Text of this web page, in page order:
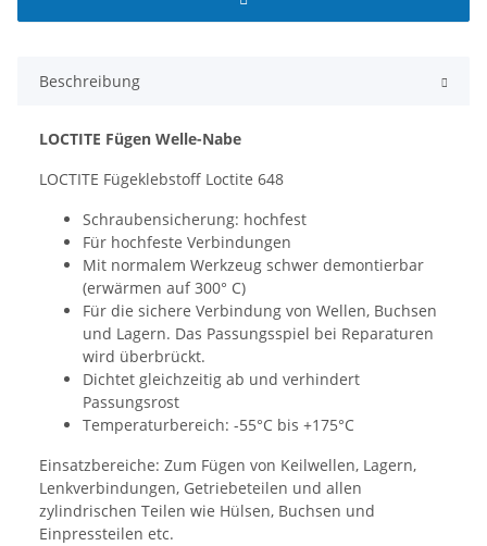
Beschreibung
LOCTITE Fügen Welle-Nabe
LOCTITE Fügeklebstoff Loctite 648
Schraubensicherung: hochfest
Für hochfeste Verbindungen
Mit normalem Werkzeug schwer demontierbar
(erwärmen auf 300° C)
Für die sichere Verbindung von Wellen, Buchsen
und Lagern. Das Passungsspiel bei Reparaturen
wird überbrückt.
Dichtet gleichzeitig ab und verhindert
Passungsrost
Temperaturbereich: -55°C bis +175°C
Einsatzbereiche: Zum Fügen von Keilwellen, Lagern,
Lenkverbindungen, Getriebeteilen und allen
zylindrischen Teilen wie Hülsen, Buchsen und
Einpressteilen etc.